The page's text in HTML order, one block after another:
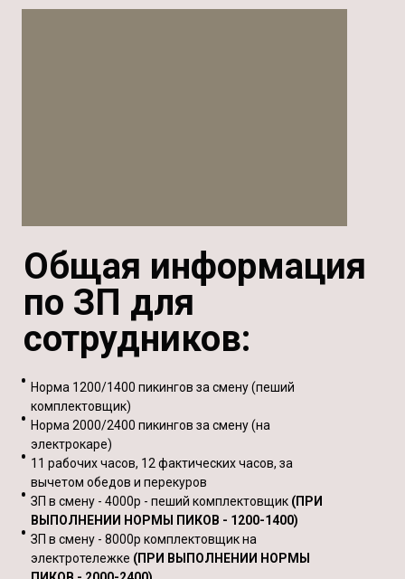
Общая информация
по ЗП для
сотрудников:
Норма 1200/1400 пикингов за смену (пеший
комплектовщик)
Норма 2000/2400 пикингов за смену (на
электрокаре)
11 рабочих часов, 12 фактических часов, за
вычетом обедов и перекуров
ЗП в смену - 4000р - пеший комплектовщик (ПРИ
ВЫПОЛНЕНИИ НОРМЫ ПИКОВ - 1200-1400)
ЗП в смену - 8000р комплектовщик на
электротележке (ПРИ ВЫПОЛНЕНИИ НОРМЫ